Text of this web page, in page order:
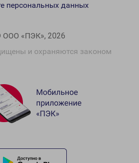
ООО «ПЭК», 2026
и охраняются законом
персональных данных